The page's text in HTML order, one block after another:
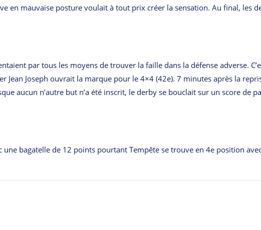
en mauvaise posture voulait à tout prix créer la sensation. Au final, les
par tous les moyens de trouver la faille dans la défense adverse.
Jean Joseph ouvrait la marque pour le 4×4 (42e). 7 minutes après la
aucun n’autre but n’a été inscrit, le derby se bouclait sur un score de
bagatelle de 12 points pourtant Tempête se trouve en 4e position